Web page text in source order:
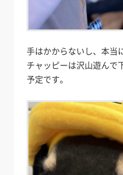
手はかからないし、本当
チャッピーは沢山遊んで
予定です。